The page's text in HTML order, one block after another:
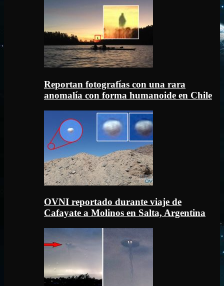
Reportan fotografías con una rara
anomalía con forma humanoide en Chile
OVNI reportado durante viaje de
Cafayate a Molinos en Salta, Argentina